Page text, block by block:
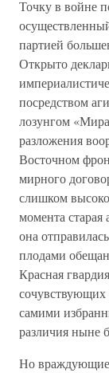
Точку в войне
партией
Открыто
посредством
лозунгом
разложения
Восточном
мирного
слишком
момента
она
плодами
Красная
самими
различия ныне
Но